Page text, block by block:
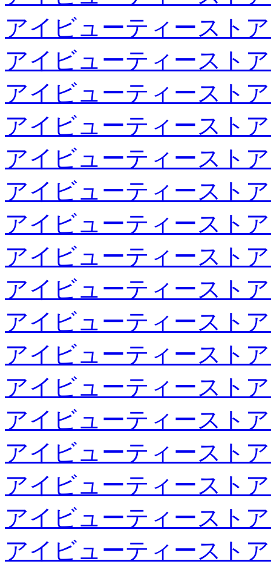
アイビューティースト
アイビューティースト
アイビューティースト
アイビューティースト
アイビューティースト
アイビューティースト
アイビューティースト
アイビューティースト
アイビューティースト
アイビューティースト
アイビューティースト
アイビューティースト
アイビューティースト
アイビューティースト
アイビューティースト
アイビューティースト
アイビューティースト